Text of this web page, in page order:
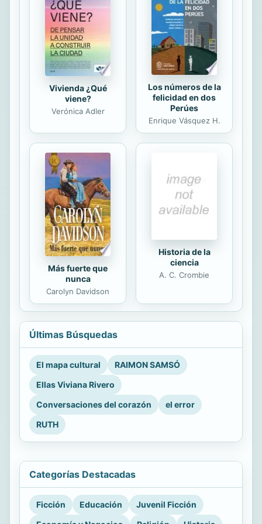
Vivienda ¿Qué
viene?
Verónica Adler
Los números de la
felicidad en dos
Perúes
Enrique Vásquez H.
Más fuerte que
nunca
Carolyn Davidson
Historia de la
ciencia
A. C. Crombie
Últimas Búsquedas
El mapa cultural
RAIMON SAMSÓ
Ellas Viviana Rivero
Conversaciones del corazón
el error
RUTH
Categorías Destacadas
Ficción Educación
Juvenil Ficción